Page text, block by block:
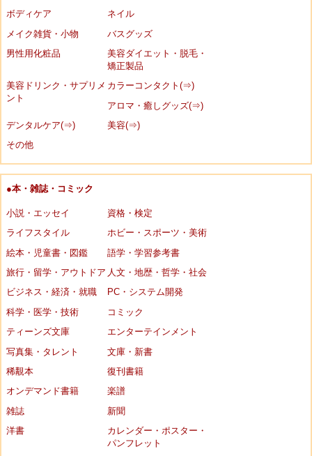
ボディケア
ネイル
メイク雑貨・小物
バスグッズ
男性用化粧品
美容ダイエット・脱毛・
矯正製品
美容ドリンク・サプリメ
ント
カラーコンタクト(⇒)
アロマ・癒しグッズ(⇒)
デンタルケア(⇒)
美容(⇒)
その他
●本・雑誌・コミック
小説・エッセイ
資格・検定
ライフスタイル
ホビー・スポーツ・美術
絵本・児童書・図鑑
語学・学習参考書
旅行・留学・アウトドア 人文・地歴・哲学・社会
ビジネス・経済・就職
PC・システム開発
科学・医学・技術
コミック
ティーンズ文庫
エンターテインメント
写真集・タレント
文庫・新書
稀覯本
復刊書籍
オンデマンド書籍
楽譜
雑誌
新聞
洋書
カレンダー・ポスター・
パンフレット